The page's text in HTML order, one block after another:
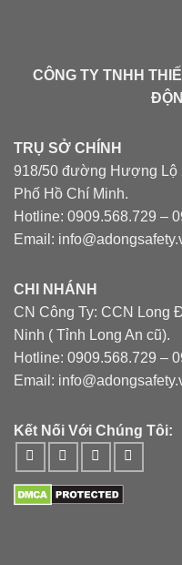
CÔNG TY TNHH
TRỤ SỞ CHÍNH
918/50 đường Hượng Lộ
Phố Hồ Chí Minh.
Hotline: 0909.568.729 –
Email:
CHI NHÁNH
CN Công Ty: CCN Long
Ninh ( Tỉnh Long An cũ).
Hotline: 0909.568.729 –
Email:
Kết Nối Với Chúng Tôi: